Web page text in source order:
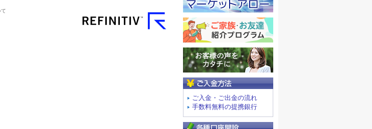
ご入金・ご出金の流れ
手数料無料の提携銀行